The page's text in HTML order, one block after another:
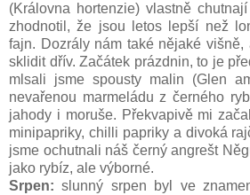
(Královna hortenzie) vlastně
zhodnotil, že jsou letos lepší než
fajn. Dozrály nám také nějaké
sklidit dřív. Začátek prázdnin, to je
mlsali jsme spousty malin (Glen
nevařenou marmeládu z černého
jahody i moruše. Překvapivě mi
minipapriky, chilli papriky a divoká
jsme ochutnali náš černý angrešt
jako rybíz, ale výborné.
Srpen: slunný srpen byl ve